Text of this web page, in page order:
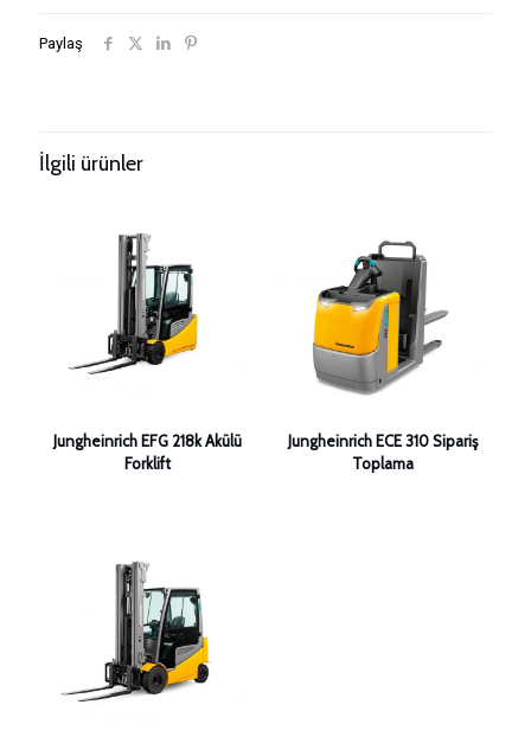
Paylaş
İlgili ürünler
Jungheinrich EFG 218k Akülü
Forklift
Jungheinrich ECE 310 Sipariş
Toplama